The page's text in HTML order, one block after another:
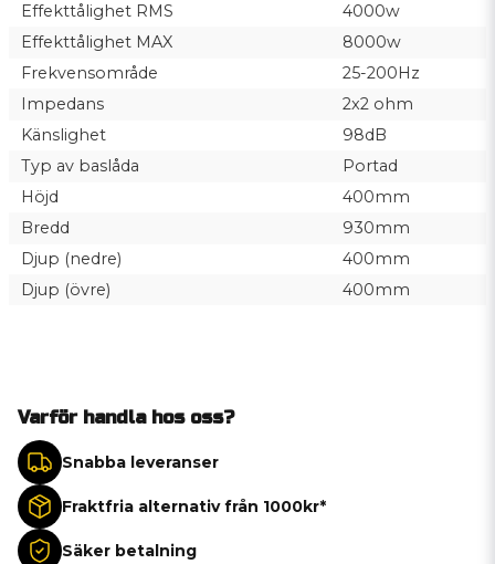
Effekttålighet RMS
4000w
Effekttålighet MAX
8000w
Frekvensområde
25-200Hz
Impedans
2x2 ohm
Känslighet
98dB
Typ av baslåda
Portad
Höjd
400mm
Bredd
930mm
Djup (nedre)
400mm
Djup (övre)
400mm
Varför handla hos oss?
Snabba leveranser
Fraktfria alternativ från 1000kr*
Säker betalning